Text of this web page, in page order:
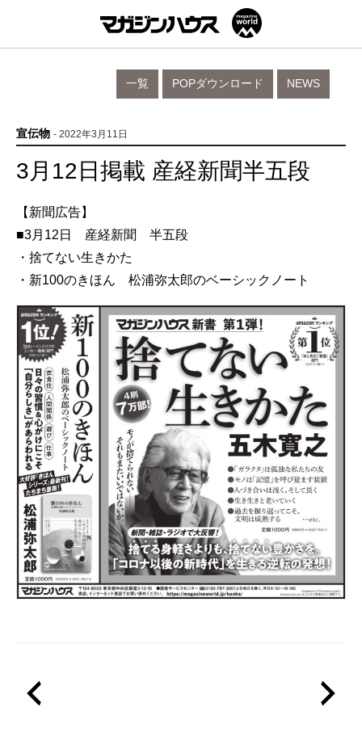
NEWS
POPダウンロード
一覧
宣伝物 - 2022年3月11日
3月12日掲載 産経新聞半五段
【新聞広告】
■3月12日 産経新聞 半五段
・捨てない生きかた
・新100のきほん 松浦弥太郎のベーシックノート